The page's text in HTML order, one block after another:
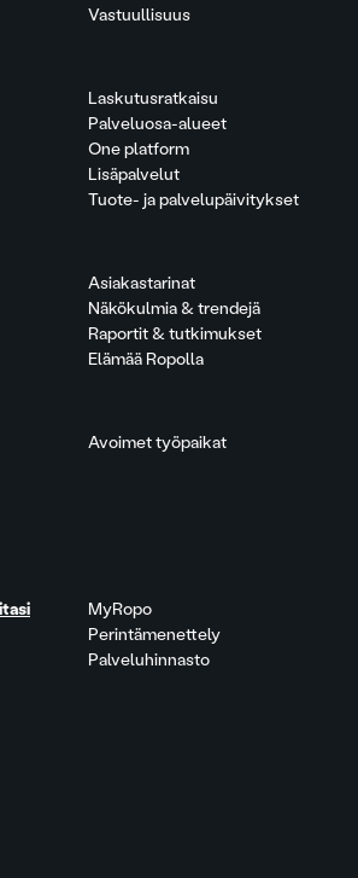
Vastuullisuus
Laskutusratkaisu
Palveluosa-alueet
One platform
Lisäpalvelut
Tuote- ja palvelupäivitykset
Asiakastarinat
Näkökulmia & trendejä
Raportit & tutkimukset
Elämää Ropolla
Avoimet työpaikat
MyRopo
Perintämenettely
Palveluhinnasto